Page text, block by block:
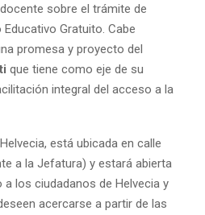
sobre el trámite de
Gratuito. Cabe
promesa y proyecto del
que tiene como eje de su
integral del acceso a la
está ubicada en calle
a la Jefatura) y estará abierta
los ciudadanos de Helvecia y
acercarse a partir de las